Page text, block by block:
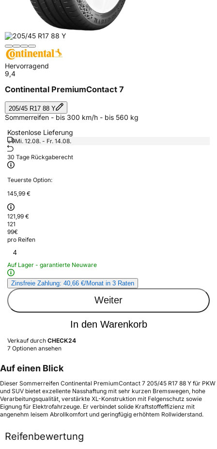
Hervorragend
9,4
Continental PremiumContact 7
205/45 R17 88 Y
Sommerreifen - bis 300 km/h - bis 560 kg
Kostenlose Lieferung
Mi. 12.08. - Fr. 14.08.
30 Tage Rückgaberecht
Teuerste Option:
145,99 €
121,99 €
121
99€
pro Reifen
4
Auf Lager - garantierte Neuware
Zinsfreie Zahlung: 40,66 €/Monat in 3 Raten
Weiter
In den Warenkorb
Verkauf durch CHECK24
7 Optionen ansehen
Auf einen Blick
Dieser Sommerreifen Continental PremiumContact 7 205/45 R17 88 Y für PKW
und SUV bietet exzellente Nasshaftung mit sehr kurzen Bremswegen, hohe
Verarbeitungsqualität, verstärkte XL-Konstruktion mit Felgenschutz sowie
Eignung für Elektrofahrzeuge. Er verbindet solide Kraftstoffeffizienz mit
angenehm leisem Abrollkomfort und geringfügig erhöhtem Rollwiderstand.
Reifenbewertung